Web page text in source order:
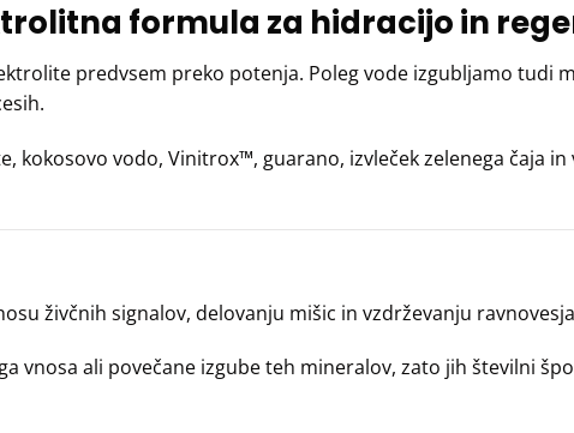
formula za hidracijo in
predvsem preko potenja. Poleg vode izgubljamo tudi
kokosovo vodo, Vinitrox™, guarano, izvleček zelenega čaja
živčnih signalov, delovanju mišic in vzdrževanju
vnosa ali povečane izgube teh mineralov, zato jih številni